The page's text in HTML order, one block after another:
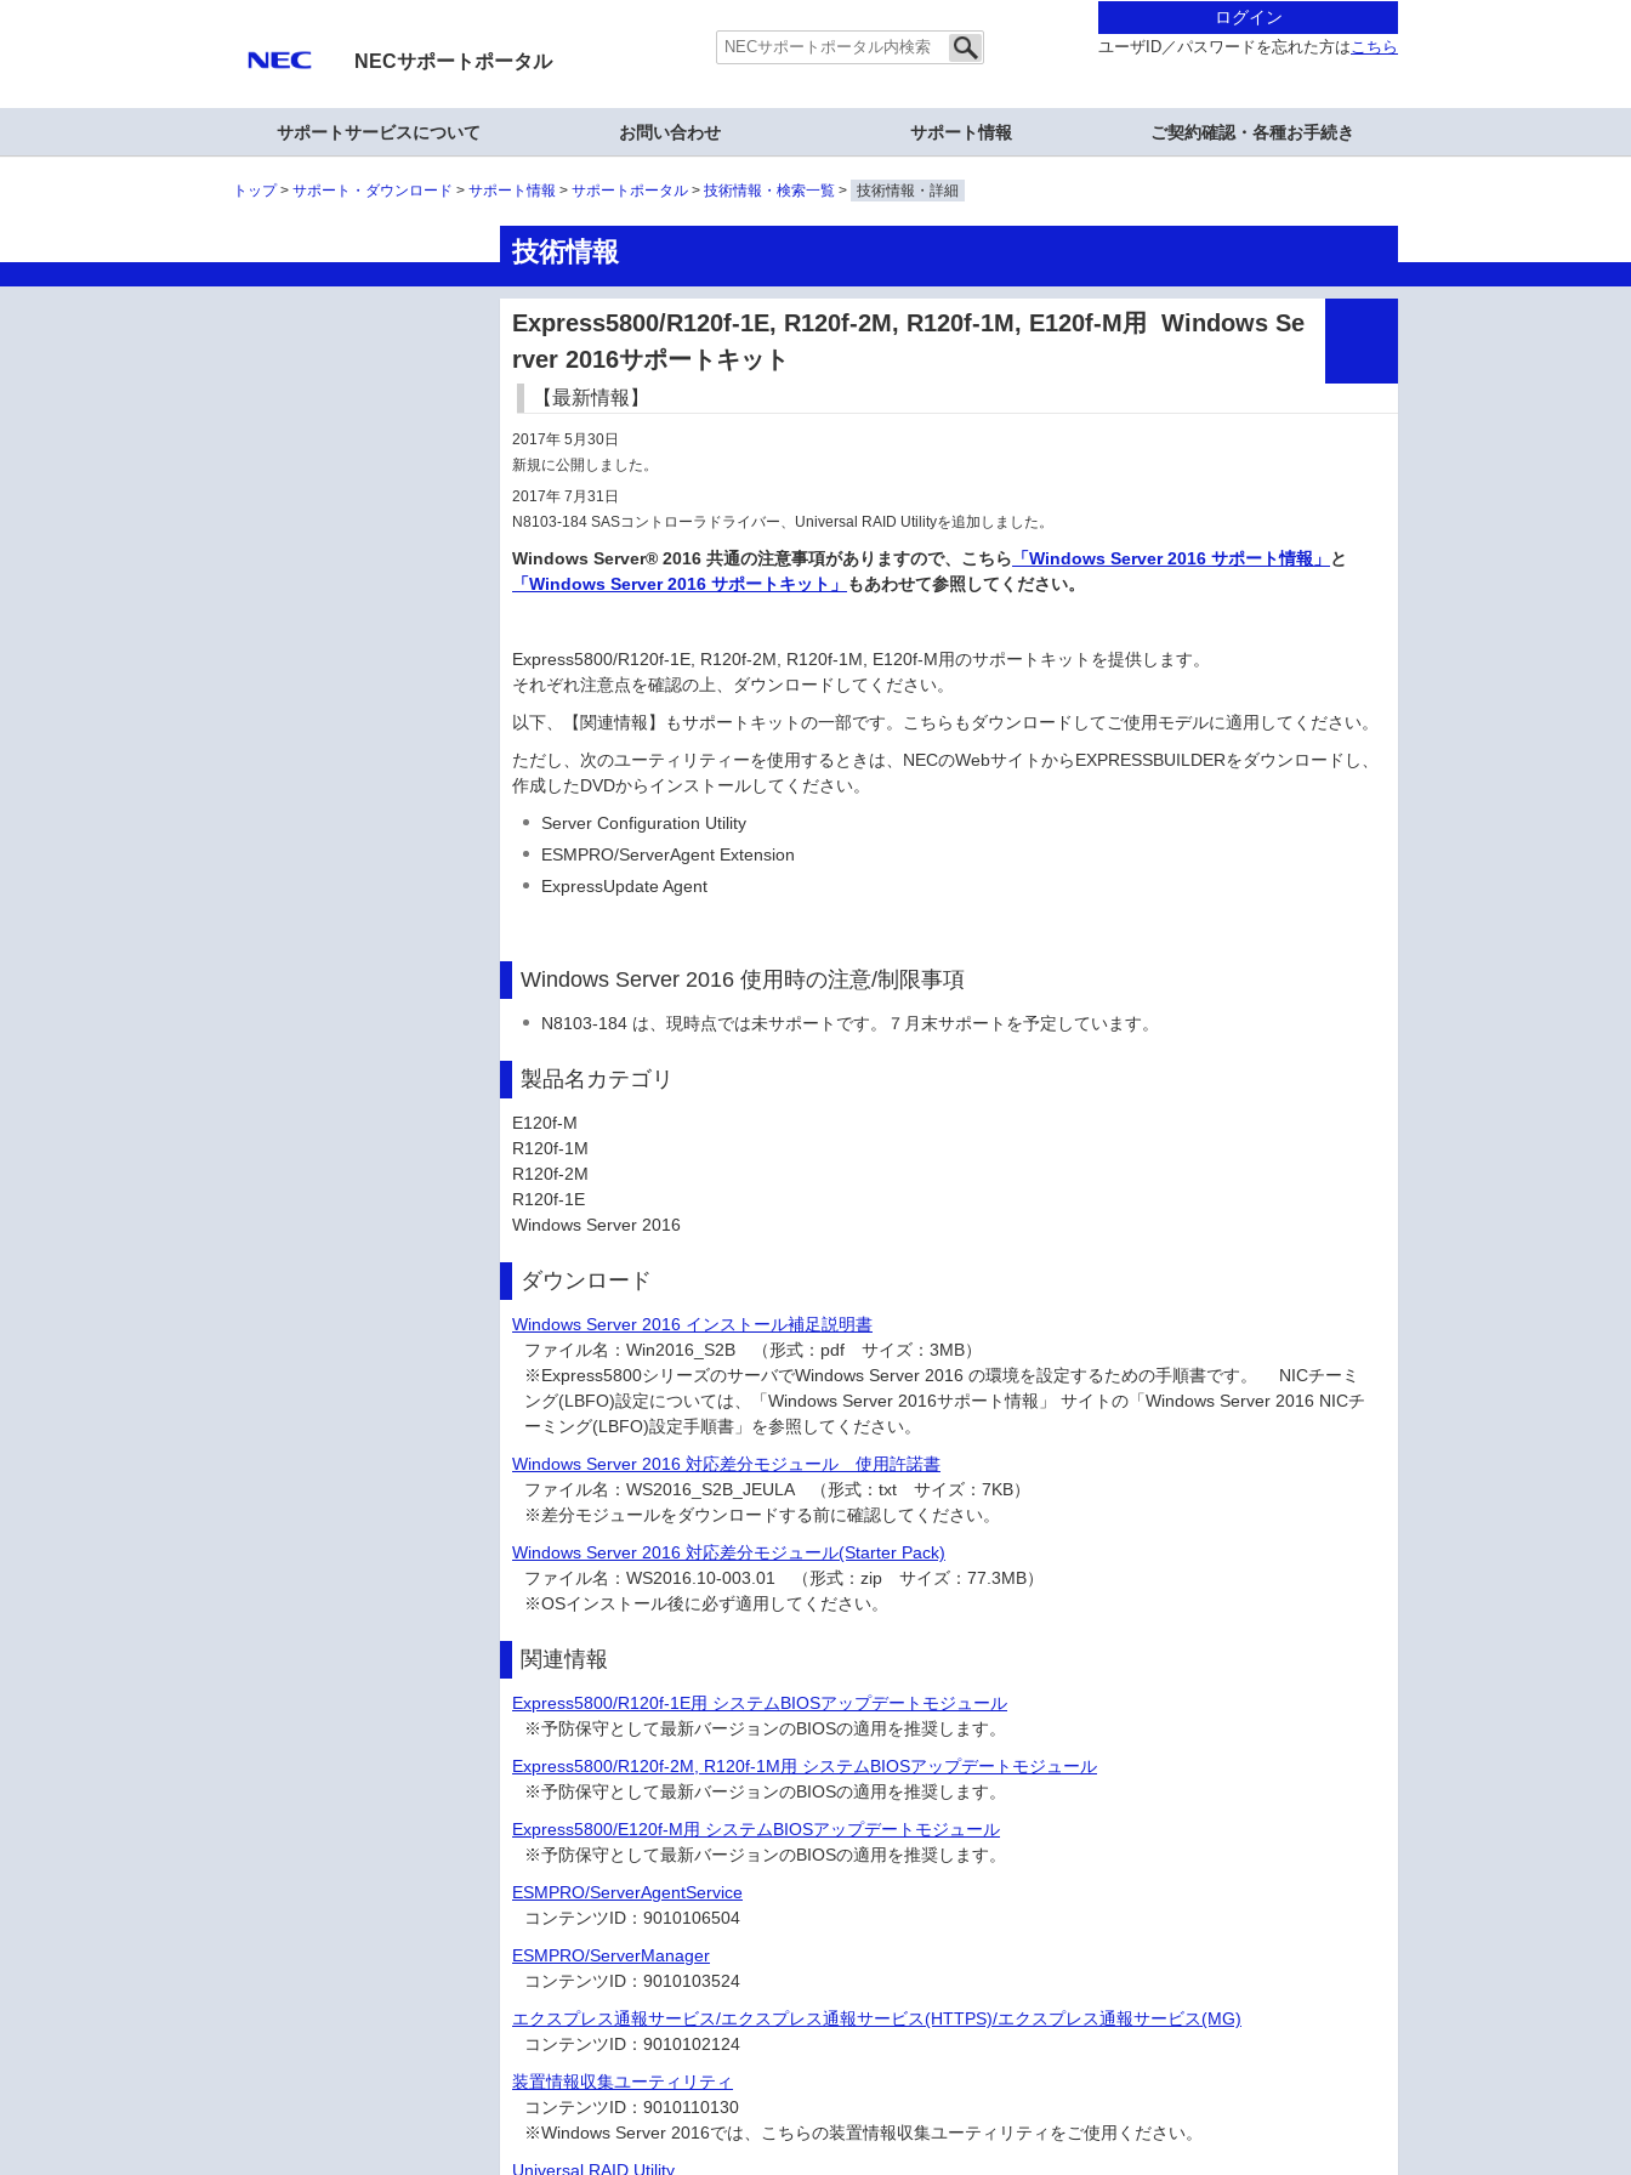
NECサポートポータル
ログイン
ユーザID／パスワードを忘れた方はこちら
サポートサービスについて お問い合わせ サポート情報 ご契約確認・各種お手続き
トップ サポート・ダウンロード サポート情報 サポートポータル 技術情報・検索一覧 技術情報・詳細
技術情報
Express5800/R120f-1E, R120f-2M, R120f-1M, E120f-M用 Windows Se
rver 2016サポートキット
【最新情報】
2017年 5月30日
新規に公開しました。
2017年 7月31日
N8103-184 SASコントローラドライバー、Universal RAID Utilityを追加しました。
Windows Server® 2016 共通の注意事項がありますので、こちら 「Windows Server 2016 サポート情報」 と
「Windows Server 2016 サポートキット」 もあわせて参照してください。
Express5800/R120f-1E, R120f-2M, R120f-1M, E120f-M用のサポートキットを提供します。
それぞれ注意点を確認の上、ダウンロードしてください。
以下、【関連情報】もサポートキットの一部です。こちらもダウンロードしてご使用モデルに適用してください。
ただし、次のユーティリティーを使用するときは、NECのWebサイトからEXPRESSBUILDERをダウンロードし、
作成したDVDからインストールしてください。
Server Configuration Utility
ESMPRO/ServerAgent Extension
ExpressUpdate Agent
Windows Server 2016 使用時の注意/制限事項
N8103-184 は、現時点では未サポートです。７月末サポートを予定しています。
製品名カテゴリ
E120f-M
R120f-1M
R120f-2M
R120f-1E
Windows Server 2016
ダウンロード
Windows Server 2016 インストール補足説明書
ファイル名：Win2016_S2B （形式：pdf サイズ：3MB）
※Express5800シリーズのサーバでWindows Server 2016 の環境を設定するための手順書です。 NICチーミ
ング(LBFO)設定については、「Windows Server 2016サポート情報」 サイトの「Windows Server 2016 NICチ
ーミング(LBFO)設定手順書」を参照してください。
Windows Server 2016 対応差分モジュール 使用許諾書
ファイル名：WS2016_S2B_JEULA （形式：txt サイズ：7KB）
※差分モジュールをダウンロードする前に確認してください。
Windows Server 2016 対応差分モジュール(Starter Pack)
ファイル名：WS2016.10-003.01 （形式：zip サイズ：77.3MB）
※OSインストール後に必ず適用してください。
関連情報
Express5800/R120f-1E用 システムBIOSアップデートモジュール
※予防保守として最新バージョンのBIOSの適用を推奨します。
Express5800/R120f-2M, R120f-1M用 システムBIOSアップデートモジュール
※予防保守として最新バージョンのBIOSの適用を推奨します。
Express5800/E120f-M用 システムBIOSアップデートモジュール
※予防保守として最新バージョンのBIOSの適用を推奨します。
ESMPRO/ServerAgentService
コンテンツID：9010106504
ESMPRO/ServerManager
コンテンツID：9010103524
エクスプレス通報サービス/エクスプレス通報サービス(HTTPS)/エクスプレス通報サービス(MG)
コンテンツID：9010102124
装置情報収集ユーティリティ
コンテンツID：9010110130
※Windows Server 2016では、こちらの装置情報収集ユーティリティをご使用ください。
Universal RAID Utility